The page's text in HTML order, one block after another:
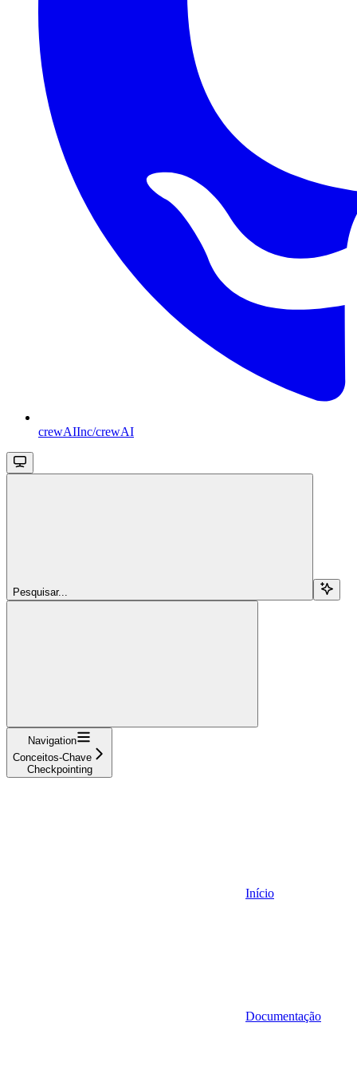
crewAIInc/crewAI
Pesquisar...
Navigation
Conceitos-Chave
Checkpointing
Início
Documentação